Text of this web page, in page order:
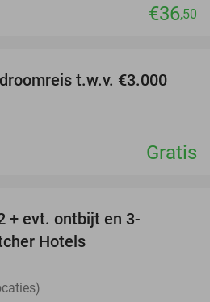
€36,50
t.w.v. €3.000
Gratis
+ evt. ontbijt en 3-
Hotels